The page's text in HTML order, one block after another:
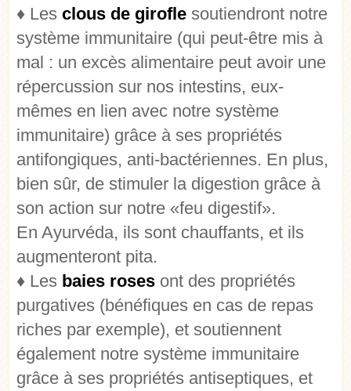
♦ Les clous de girofle soutiendront notre
système immunitaire (qui peut-être mis à
mal : un excès alimentaire peut avoir une
répercussion sur nos intestins, eux-
mêmes en lien avec notre système
immunitaire) grâce à ses propriétés
antifongiques, anti-bactériennes. En plus,
bien sûr, de stimuler la digestion grâce à
son action sur notre «feu digestif».
En Ayurvéda, ils sont chauffants, et ils
augmenteront pita.
♦ Les baies roses ont des propriétés
purgatives (bénéfiques en cas de repas
riches par exemple), et soutiennent
également notre système immunitaire
grâce à ses propriétés antiseptiques, et